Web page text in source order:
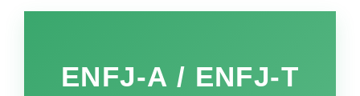
ENFJ-A / ENFJ-T